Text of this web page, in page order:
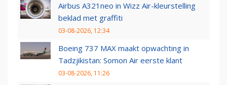
Airbus A321neo in Wizz Air-kleurstelling
beklad met graffiti
03-08-2026, 12:34
Boeing 737 MAX maakt opwachting in
Tadzjikistan: Somon Air eerste klant
03-08-2026, 11:26